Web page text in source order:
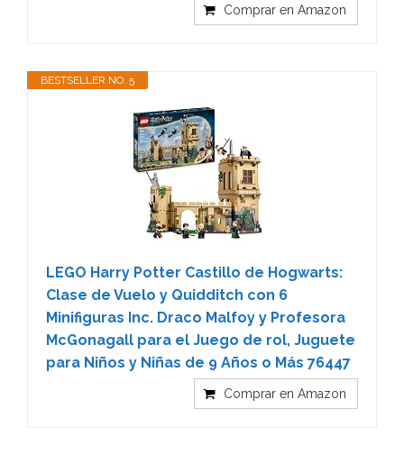
Comprar en Amazon
BESTSELLER NO. 5
LEGO Harry Potter Castillo de Hogwarts:
Clase de Vuelo y Quidditch con 6
Minifiguras Inc. Draco Malfoy y Profesora
McGonagall para el Juego de rol, Juguete
para Niños y Niñas de 9 Años o Más 76447
Comprar en Amazon